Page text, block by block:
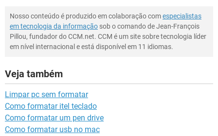
Nosso conteúdo é produzido em colaboração comespecialistas
em tecnologia da informação sob o comando de Jean-François
Pillou, fundador do CCM.net. CCM é um site sobre tecnologia líder
em nível internacional e está disponível em 11 idiomas.
Veja também
Limpar pc sem formatar
Como formatar itel teclado
Como formatar um pen drive
Como formatar usb no mac